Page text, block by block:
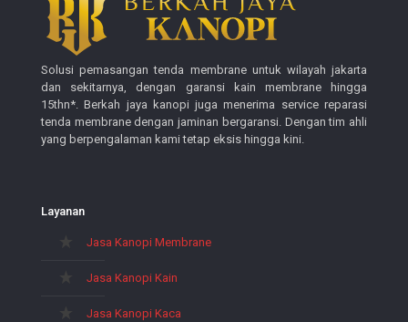
Solusi pemasangan tenda membrane untuk wilayah jakarta
dan sekitarnya, dengan garansi kain membrane hingga
15thn*. Berkah jaya kanopi juga menerima service reparasi
tenda membrane dengan jaminan bergaransi. Dengan tim ahli
yang berpengalaman kami tetap eksis hingga kini.
Layanan
Jasa Kanopi Membrane
Jasa Kanopi Kain
Jasa Kanopi Kaca